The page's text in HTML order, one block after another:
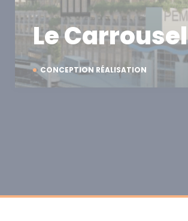
CONCEPTION RÉALISATION
Le Carrousel